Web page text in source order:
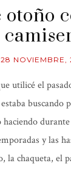
otoño
28 NOVIEMBRE,
utilicé el
buscando
y las
la chaqueta, el